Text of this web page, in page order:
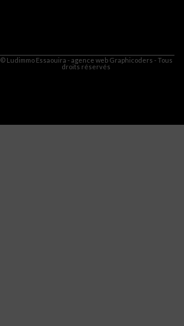
© Ludimmo Essaouira - agence web Graphicoders - Tous
droits réservés